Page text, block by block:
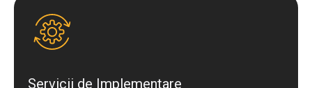
Servicii de Implementare